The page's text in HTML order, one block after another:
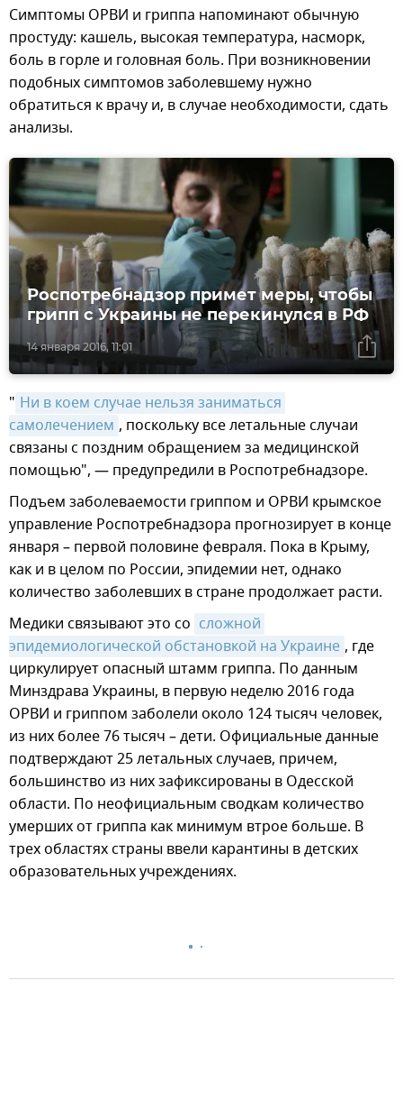
Симптомы ОРВИ и гриппа напоминают обычную
простуду: кашель, высокая температура, насморк,
боль в горле и головная боль. При возникновении
подобных симптомов заболевшему нужно
обратиться к врачу и, в случае необходимости, сдать
анализы.
14 января 2016, 11:01
Роспотребнадзор примет меры, чтобы
грипп с Украины не перекинулся в РФ
" Ни в коем случае нельзя заниматься
самолечением , поскольку все летальные случаи
связаны с поздним обращением за медицинской
помощью", — предупредили в Роспотребнадзоре.
Подъем заболеваемости гриппом и ОРВИ крымское
управление Роспотребнадзора прогнозирует в конце
января – первой половине февраля. Пока в Крыму,
как и в целом по России, эпидемии нет, однако
количество заболевших в стране продолжает расти.
Медики связывают это со сложной
эпидемиологической обстановкой на Украине , где
циркулирует опасный штамм гриппа. По данным
Минздрава Украины, в первую неделю 2016 года
ОРВИ и гриппом заболели около 124 тысяч человек,
из них более 76 тысяч – дети. Официальные данные
подтверждают 25 летальных случаев, причем,
большинство из них зафиксированы в Одесской
области. По неофициальным сводкам количество
умерших от гриппа как минимум втрое больше. В
трех областях страны ввели карантины в детских
образовательных учреждениях.